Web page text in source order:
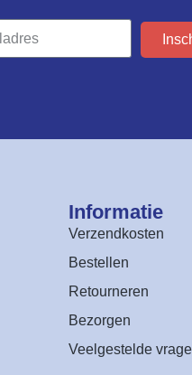
Informatie
Verzendkosten
Bestellen
Retourneren
Bezorgen
Veelgestelde